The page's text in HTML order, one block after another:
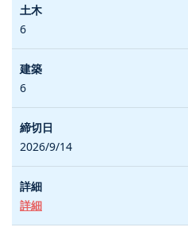
6
6
2026/9/14
詳細